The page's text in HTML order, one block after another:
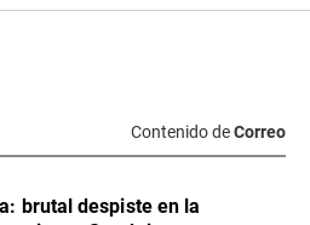
Contenido deCorreo
brutal despiste en la